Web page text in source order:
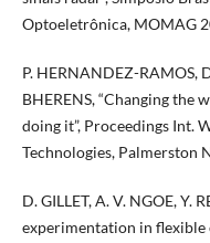
Optoeletrônica, MOMAG
P. HERNANDEZ-RAMOS,
BHERENS, “Changing the
doing it”, Proceedings Int.
Technologies, Palmerston
D. GILLET, A. V. NGOE, Y.
experimentation in flexible